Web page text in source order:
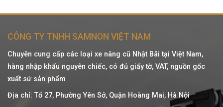
CÔNG TY TNHH SAMNON VIỆT NAM
Chuyên cung cấp các loại xe nâng cũ Nhật Bãi tại Việt Nam,
hàng nhập khẩu nguyên chiếc, có đủ giấy tờ, VAT, nguồn gốc
xuất sứ sản phẩm
Địa chỉ: Tổ 27, Phường Yên Sở, Quận Hoàng Mai, Hà Nội